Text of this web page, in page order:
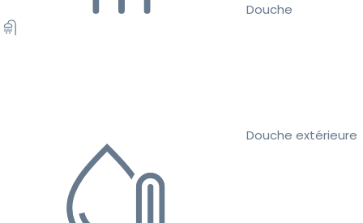
Douche
Douche extérieure